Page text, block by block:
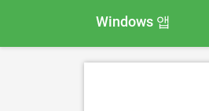
Windows 앱